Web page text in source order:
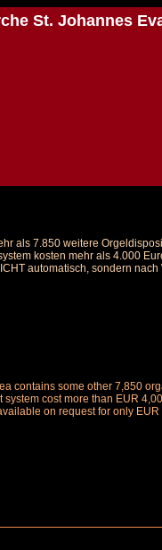
St. Johannes
als 7.850 weitere
kosten mehr als 4.000
automatisch, sondern
some other 7,850
cost more than EUR
on request for only